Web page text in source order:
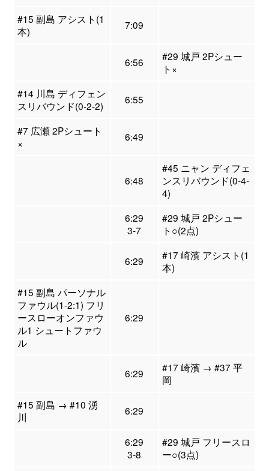
#15 副島 アシスト(1
本)
7:09
6:56
#29 城戸 2Pシュー
ト×
#14 川島 ディフェン
スリバウンド(0-2-2)
6:55
#7 広瀬 2Pシュート
×
6:49
6:48
#45 ニャン ディフェ
ンスリバウンド(0-4-
4)
6:29
3-7
#29 城戸 2Pシュー
ト○(2点)
6:29
#17 崎濱 アシスト(1
本)
#15 副島 パーソナル
ファウル(1-2:1) フリ
ースローオンファウ
ル1 シュートファウ
ル
6:29
6:29
#17 崎濱 → #37 平
岡
#15 副島 → #10 湧
川
6:29
6:29
3-8
#29 城戸 フリースロ
ー○(3点)